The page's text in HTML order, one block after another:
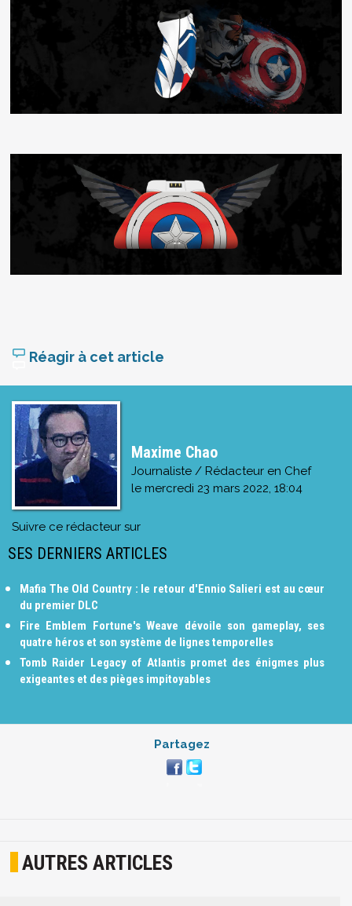
Réagir à cet article
Maxime Chao
Journaliste / Rédacteur en Chef
le mercredi 23 mars 2022, 18:04
Suivre ce rédacteur sur
SES DERNIERS ARTICLES
Mafia The Old Country : le retour d'Ennio Salieri est au cœur
du premier DLC
Fire Emblem Fortune's Weave dévoile son gameplay, ses
quatre héros et son système de lignes temporelles
Tomb Raider Legacy of Atlantis promet des énigmes plus
exigeantes et des pièges impitoyables
Partagez
AUTRES ARTICLES